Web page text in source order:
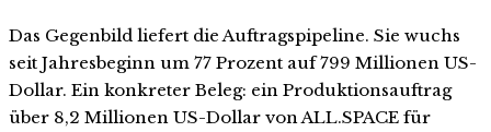
Das Gegenbild liefert die Auftragspipeline. Sie wuchs
seit Jahresbeginn um 77 Prozent auf 799 Millionen US-
Dollar. Ein konkreter Beleg: ein Produktionsauftrag
über 8,2 Millionen US-Dollar von ALL.SPACE für